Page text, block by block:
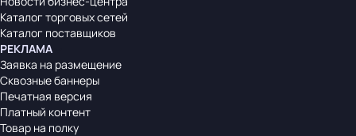
Каталог торговых сетей
Каталог поставщиков
РЕКЛАМА
Заявка на размещение
Сквозные баннеры
Печатная версия
Платный контент
Товар на полку